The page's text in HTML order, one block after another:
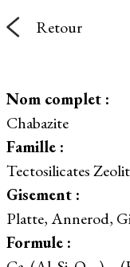
Retour
Nom complet :
Chabazite
Famille :
Tectosilicates
Gisement :
Platte, Annerod,
Formule :